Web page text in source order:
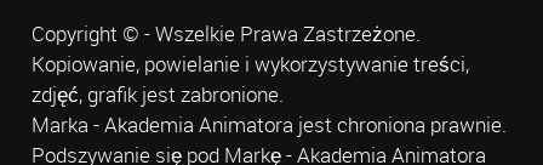
Copyright © - Wszelkie Prawa Zastrzeżone.
Kopiowanie, powielanie i wykorzystywanie treści,
zdjęć, grafik jest zabronione.
Marka - Akademia Animatora jest chroniona prawnie.
Podszywanie się pod Markę - Akademia Animatora